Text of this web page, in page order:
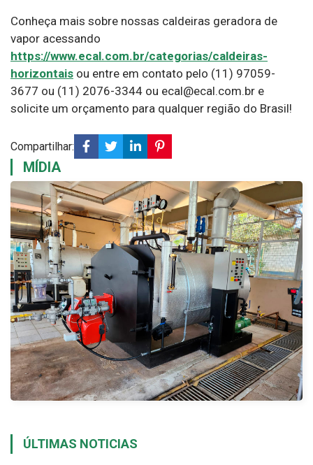
Conheça mais sobre nossas caldeiras geradora de
vapor acessando
https://www.ecal.com.br/categorias/caldeiras-
horizontais ou entre em contato pelo (11) 97059-
3677 ou (11) 2076-3344 ou ecal@ecal.com.br e
solicite um orçamento para qualquer região do Brasil!
Compartilhar:
MÍDIA
ÚLTIMAS NOTICIAS